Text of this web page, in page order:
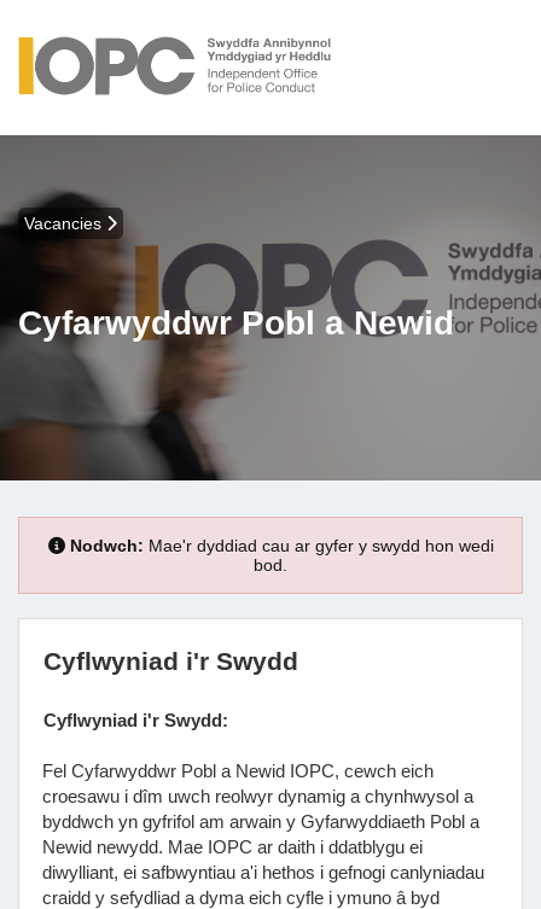
Vacancies
Cyfarwyddwr Pobl a Newid
Nodwch: Mae'r dyddiad cau ar gyfer y swydd hon wedi
bod.
Cyflwyniad i'r Swydd
Cyflwyniad i'r Swydd:
Fel Cyfarwyddwr Pobl a Newid IOPC, cewch eich
croesawu i dîm uwch reolwyr dynamig a chynhwysol a
byddwch yn gyfrifol am arwain y Gyfarwyddiaeth Pobl a
Newid newydd. Mae IOPC ar daith i ddatblygu ei
diwylliant, ei safbwyntiau a'i hethos i gefnogi canlyniadau
craidd y sefydliad a dyma eich cyfle i ymuno â byd